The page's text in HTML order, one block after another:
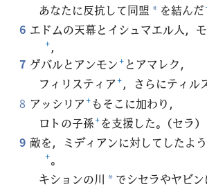
あなたに反抗して同盟 * を結んだ
6 エドムの天幕とイシュマエル人，
+，
7 ゲバルとアンモン+とアマレク，
フィリスティア+，さらにティル
8 アッシリア+もそこに加わり，
ロトの子孫+を支援した。（セラ）
9 敵を，ミディアンに対してしたよ
+。
キションの川 * でシセラやヤビ